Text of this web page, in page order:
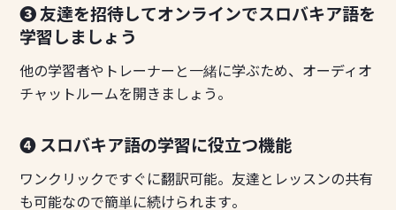
❸ 友達を招待してオンラインでスロバキア語を
学習しましょう
他の学習者やトレーナーと一緒に学ぶため、オーディオ
チャットルームを開きましょう。
❹ スロバキア語の学習に役立つ機能
ワンクリックですぐに翻訳可能。友達とレッスンの共有
も可能なので簡単に続けられます。